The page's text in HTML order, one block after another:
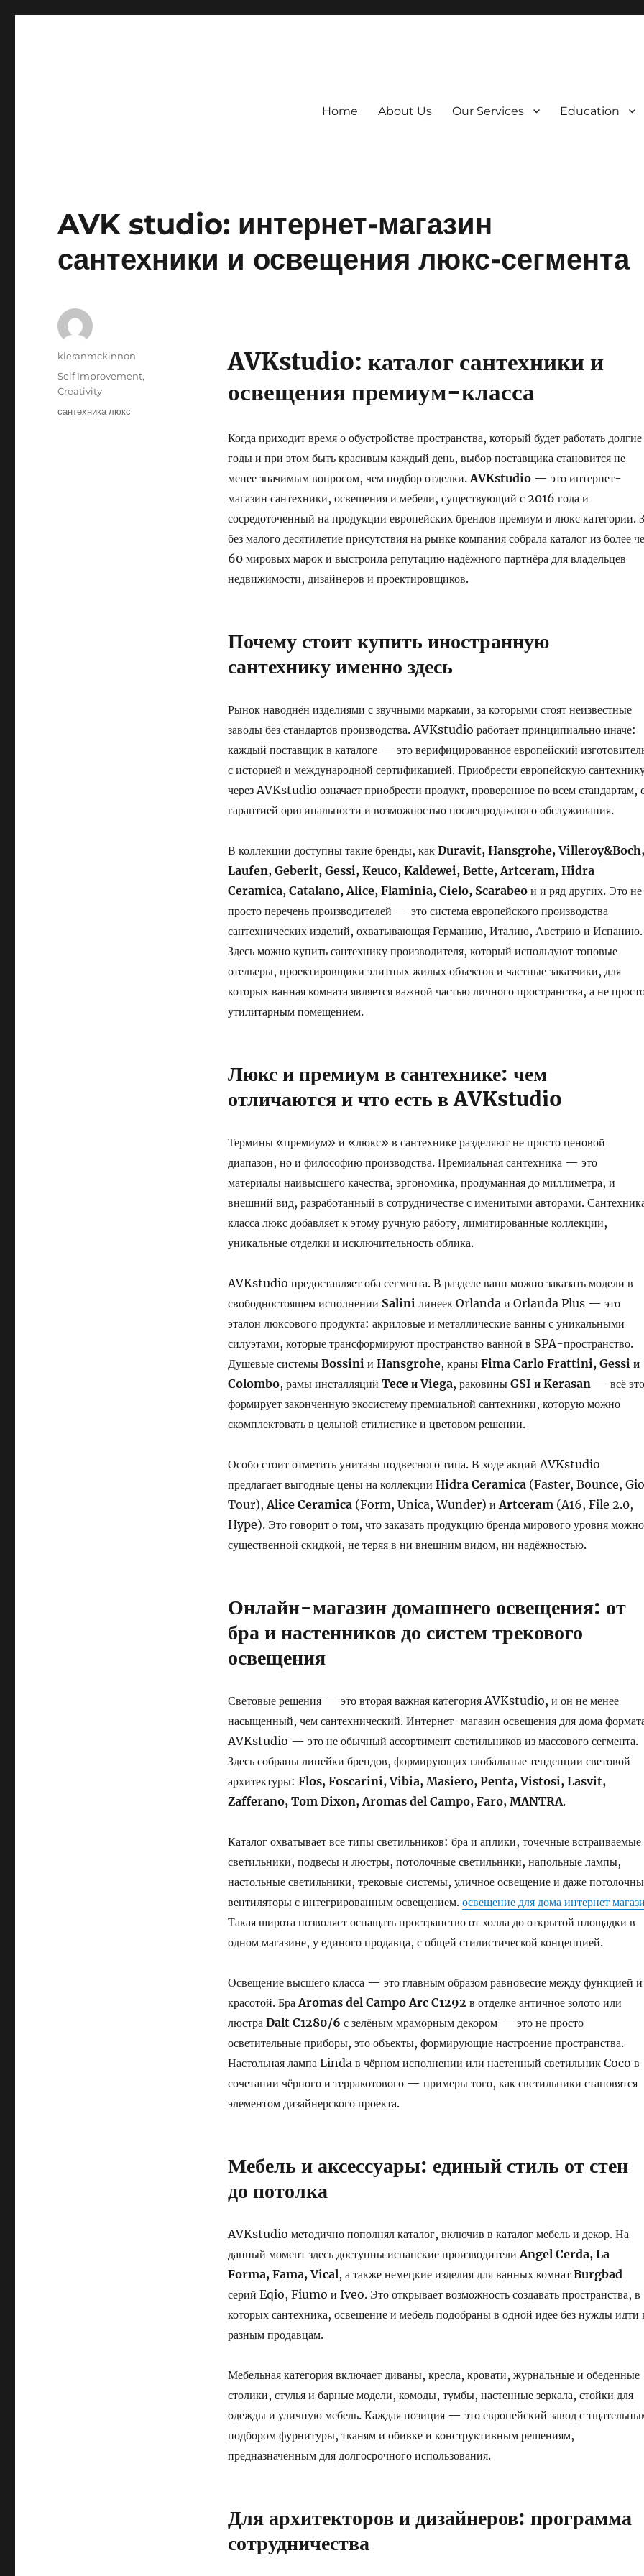
Home About Us Our Services Education
AVK studio: интернет-магазин
сантехники и освещения люкс-сегмента
AVKstudio: каталог сантехники и
освещения премиум-класса
Когда приходит время о обустройстве пространства, который будет работать долгие
годы и при этом быть красивым каждый день, выбор поставщика становится не
менее значимым вопросом, чем подбор отделки.AVKstudio— это интернет-
магазин сантехники, освещения и мебели, существующий с 2016 года и
сосредоточенный на продукции европейских брендов премиум и люкс категории.
без малого десятилетие присутствия на рынке компания собрала каталог из более
60 мировых марок и выстроила репутацию надёжного партнёра для владельцев
недвижимости, дизайнеров и проектировщиков.
Почему стоит купить иностранную
сантехнику именно здесь
Рынок наводнён изделиями с звучными марками, за которыми стоят неизвестные
заводы без стандартов производства. AVKstudio работает принципиально иначе:
каждый поставщик в каталоге — это верифицированное европейский
с историей и международной сертификацией. Приобрести европейскую
через AVKstudio означает приобрести продукт, проверенное по всем стандартам,
гарантией оригинальности и возможностью послепродажного обслуживания.
В коллекции доступны такие бренды, как Duravit, Hansgrohe, Villeroy&Boch,
Laufen, Geberit, Gessi, Keuco, Kaldewei, Bette, Artceram, Hidra
Ceramica, Catalano, Alice, Flaminia, Cielo, Scarabeoи и ряд других. Это не
просто перечень производителей — это система европейского производства
сантехнических изделий, охватывающая Германию, Италию, Австрию и Испанию.
Здесь можно купить сантехнику производителя, который используют топовые
отельеры, проектировщики элитных жилых объектов и частные заказчики, для
которых ванная комната является важной частью личного пространства, а не
утилитарным помещением.
Люкс и премиум в сантехнике: чем
отличаются и что есть в AVKstudio
Термины «премиум» и «люкс» в сантехнике разделяют не просто ценовой
диапазон, но и философию производства. Премиальная сантехника — это
материалы наивысшего качества, эргономика, продуманная до миллиметра, и
внешний вид, разработанный в сотрудничестве с именитыми авторами.
класса люкс добавляет к этому ручную работу, лимитированные коллекции,
уникальные отделки и исключительность облика.
AVKstudio предоставляет оба сегмента. В разделе ванн можно заказать модели в
свободностоящем исполнении Saliniлинеек Orlanda и Orlanda Plus — это
эталон люксового продукта: акриловые и металлические ванны с уникальными
силуэтами, которые трансформируют пространство ванной в SPA-пространство.
Душевые системы Bossiniи Hansgrohe, краны Fima Carlo Frattini, Gessi и
Colombo, рамы инсталляций Tece и Viega, раковины GSI и Kerasan— всё это
формирует законченную экосистему премиальной сантехники, которую можно
скомплектовать в цельной стилистике и цветовом решении.
Особо стоит отметить унитазы подвесного типа. В ходе акций AVKstudio
предлагает выгодные цены на коллекции Hidra Ceramica(Faster, Bounce,
Tour),Alice Ceramica(Form, Unica, Wunder) иArtceram(A16, File 2.0,
Hype). Это говорит о том, что заказать продукцию бренда мирового уровня
существенной скидкой, не теряя в ни внешним видом, ни надёжностью.
Онлайн-магазин домашнего освещения: от
бра и настенников до систем трекового
освещения
Световые решения — это вторая важная категория AVKstudio, и он не менее
насыщенный, чем сантехнический. Интернет-магазин освещения для дома
AVKstudio — это не обычный ассортимент светильников из массового сегмента.
Здесь собраны линейки брендов, формирующих глобальные тенденции световой
архитектуры: Flos, Foscarini, Vibia, Masiero, Penta, Vistosi, Lasvit,
Zafferano, Tom Dixon, Aromas del Campo, Faro, MANTRA.
Каталог охватывает все типы светильников: бра и аплики, точечные встраиваемые
светильники, подвесы и люстры, потолочные светильники, напольные лампы,
настольные светильники, трековые системы, уличное освещение и даже
вентиляторы с интегрированным освещением. освещение для дома интернет
Такая широта позволяет оснащать пространство от холла до открытой площадки в
одном магазине, у единого продавца, с общей стилистической концепцией.
Освещение высшего класса — это главным образом равновесие между функцией и
красотой. БраAromas del Campo Arc C1292в отделке античное золото или
люстра Dalt C1280/6 с зелёным мраморным декором — это не просто
осветительные приборы, это объекты, формирующие настроение пространства.
Настольная лампа Linda в чёрном исполнении или настенный светильник Coco в
сочетании чёрного и терракотового — примеры того, как светильники становятся
элементом дизайнерского проекта.
Мебель и аксессуары: единый стиль от стен
до потолка
AVKstudio методично пополнял каталог, включив в каталог мебель и декор. На
данный момент здесь доступны испанские производителиAngel Cerda, La
Forma, Fama, Vical, а также немецкие изделия для ванных комнат Burgbad
серий Eqio, Fiumo и Iveo. Это открывает возможность создавать пространства, в
которых сантехника, освещение и мебель подобраны в одной идее без нужды идти
разным продавцам.
Мебельная категория включает диваны, кресла, кровати, журнальные и обеденные
столики, стулья и барные модели, комоды, тумбы, настенные зеркала, стойки для
одежды и уличную мебель. Каждая позиция — это европейский завод с
подбором фурнитуры, тканям и обивке и конструктивным решениям,
предназначенным для долгосрочного использования.
Для архитекторов и дизайнеров: программа
сотрудничества
Author
kieranmckinnon
Posted
on
Categories
Self Improvement,
Creativity
Tags
сантехника люкс